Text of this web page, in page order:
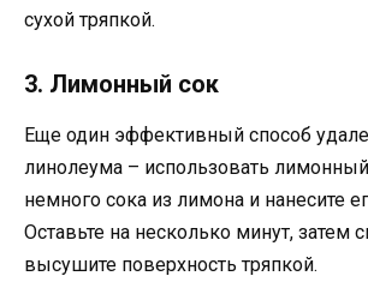
сухой тряпкой.
3. Лимонный сок
Еще один эффективный способ
линолеума – использовать
немного сока из лимона и нанесите
Оставьте на несколько минут, затем
высушите поверхность тряпкой.